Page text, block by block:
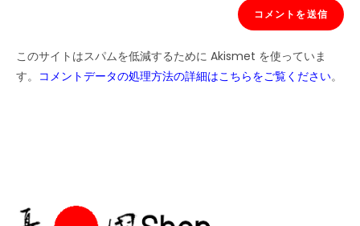
このサイトはスパムを低減するために Akismet を使っていま
す。 コメントデータの処理方法の詳細はこちらをご覧ください。